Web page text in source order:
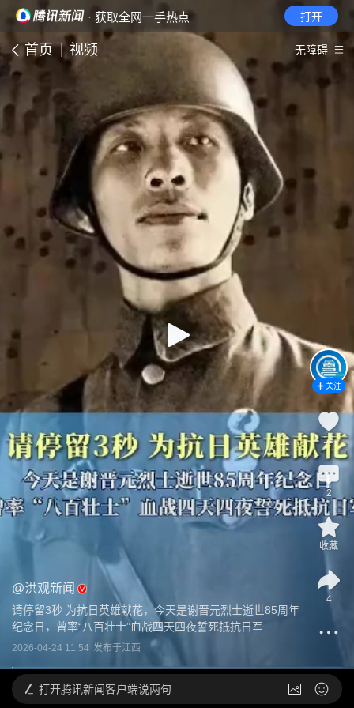
· 获取全网一手热点 打开
首页 视频 无障碍
@洪观新闻
请停留3秒 为抗日英雄献花，今天是谢晋元烈士逝世85周年
纪念日，曾率“八百壮士”血战四天四夜誓死抵抗日军
2026-04-24 11:54 发布于江西
关注
18
2
收藏
4
打开腾讯新闻客户端说两句